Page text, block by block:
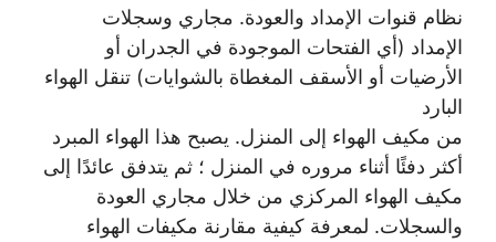
نظام قنوات الإمداد والعودة. مجاري وسجلات
الإمداد (أي الفتحات الموجودة في الجدران أو
الأرضيات أو الأسقف المغطاة بالشوايات) تنقل الهواء
البارد
من مكيف الهواء إلى المنزل. يصبح هذا الهواء المبرد
أكثر دفئًا أثناء مروره في المنزل ؛ ثم يتدفق عائدًا إلى
مكيف الهواء المركزي من خلال مجاري العودة
والسجلات. لمعرفة كيفية مقارنة مكيفات الهواء